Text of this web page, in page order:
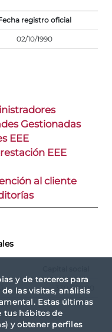
y de terceros para
las visitas, análisis
Estas últimas
tus hábitos de
y obtener perfiles
registro oficial
02/10/1990
Gestionadas
EEE
EEE
al cliente
330.550,00